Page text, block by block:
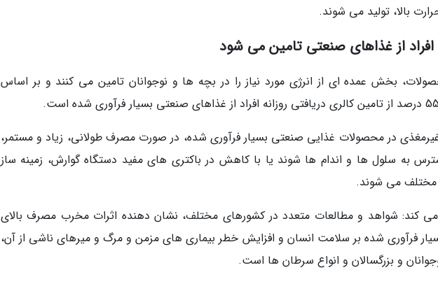
بالا، تولید می شوند.
بخش عمده ای از انرژی مورد نیاز را در بچه ها و نوجوانان تامین می کنند و بر اساس
غیرمغذی در محصولات غذایی صنعتی بسیار فرآوری شده، در صورت مصرف طولانی، زیاد و مستمر،
به سلول ها و اندام ها شوند یا با کاهش در باکتری های مفید دستگاه گوارش، زمینه ساز
مختلف می شوند.
می کند: شواهد و مطالعات متعدد در کشورهای مختلف، نشان دهنده اثرات مخرب مصرف بالای
فرآوری شده بر سلامت انسان و افزایش خطر بیماری های مزمن و مرگ و میرهای ناشی از آن،
و بزرگسالان و انواع سرطان ها است.